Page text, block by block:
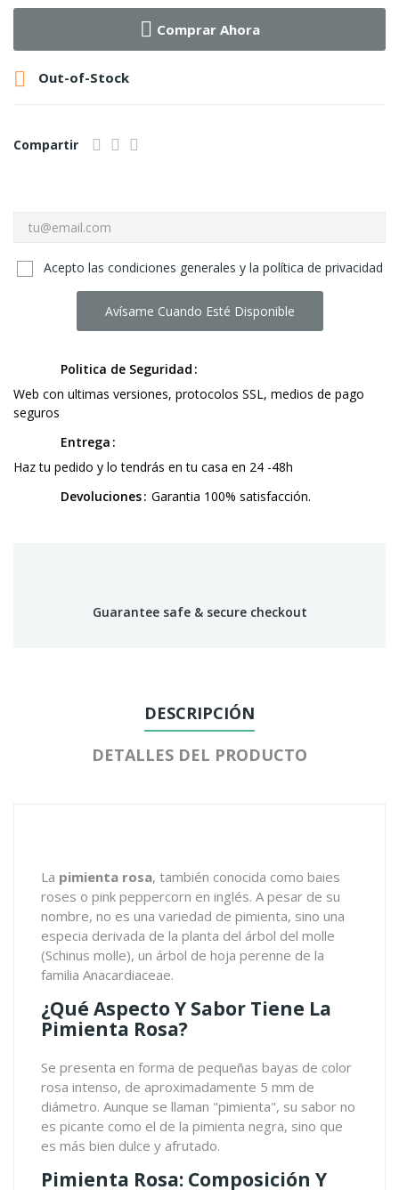
Comprar Ahora
 Out-of-Stock
Compartir
Acepto las condiciones generales y la política de privacidad
Avísame Cuando Esté Disponible
Politica de Seguridad
Web con ultimas versiones, protocolos SSL, medios de pago
seguros
Entrega
Haz tu pedido y lo tendrás en tu casa en 24 -48h
Devoluciones Garantia 100% satisfacción.
Guarantee safe & secure checkout
DESCRIPCIÓN
DETALLES DEL PRODUCTO
La pimienta rosa, también conocida como baies
roses o pink peppercorn en inglés. A pesar de su
nombre, no es una variedad de pimienta, sino una
especia derivada de la planta del árbol del molle
(Schinus molle), un árbol de hoja perenne de la
familia Anacardiaceae.
¿Qué Aspecto Y Sabor Tiene La
Pimienta Rosa?
Se presenta en forma de pequeñas bayas de color
rosa intenso, de aproximadamente 5 mm de
diámetro. Aunque se llaman "pimienta", su sabor no
es picante como el de la pimienta negra, sino que
es más bien dulce y afrutado.
Pimienta Rosa: Composición Y